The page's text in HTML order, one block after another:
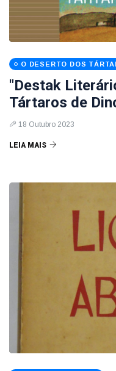
O DESERTO DOS
"Destak
Tártaros de
18 Outubro 2023
LEIA MAIS